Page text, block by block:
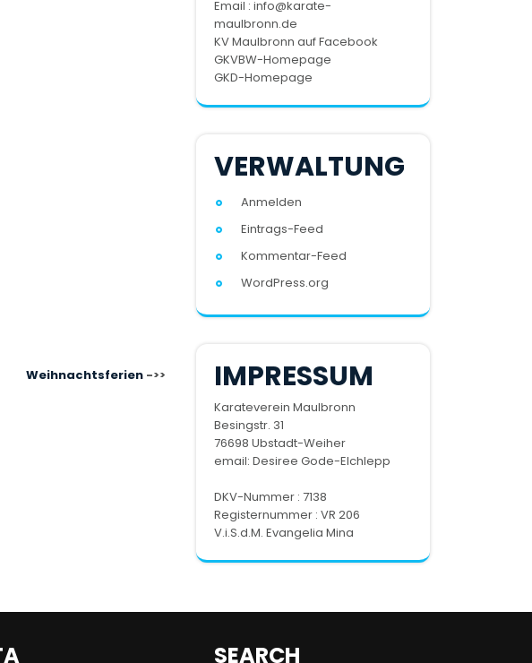
Weihnachtsferien
Email : info@karate-
maulbronn.de
KV Maulbronn auf Facebook
GKVBW-Homepage
GKD-Homepage
VERWALTUNG
Anmelden
Eintrags-Feed
Kommentar-Feed
WordPress.org
IMPRESSUM
Karateverein Maulbronn
Besingstr. 31
76698 Ubstadt-Weiher
email: Desiree Gode-Elchlepp
DKV-Nummer : 7138
Registernummer : VR 206
V.i.S.d.M. Evangelia Mina
SEARCH